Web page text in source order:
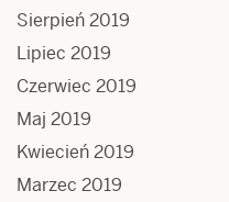
Sierpień 2019
Lipiec 2019
Czerwiec 2019
Maj 2019
Kwiecień 2019
Marzec 2019